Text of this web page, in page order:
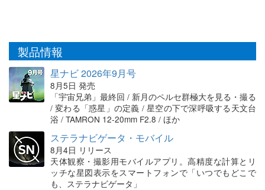
製品情報
星ナビ 2026年9月号
8月5日 発売
「宇宙兄弟」最終回 / 新月のペルセ群極大を見る・撮る
/ 変わる「惑星」の定義 / 星空の下で深呼吸する天文台
浴 / TAMRON 12-20mm F2.8 / ほか
ステラナビゲータ・モバイル
8月4日 リリース
天体観察・撮影用モバイルアプリ。高精度な計算とリ
ッチな星図表示をスマートフォンで「いつでもどこで
も、ステラナビゲータ」